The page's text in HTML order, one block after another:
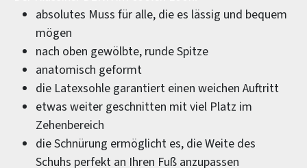
absolutes Muss für alle, die es lässig und bequem
mögen
nach oben gewölbte, runde Spitze
anatomisch geformt
die Latexsohle garantiert einen weichen Auftritt
etwas weiter geschnitten mit viel Platz im
Zehenbereich
die Schnürung ermöglicht es, die Weite des
Schuhs perfekt an Ihren Fuß anzupassen